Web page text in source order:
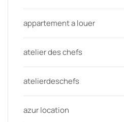
appartement a louer
atelier des chefs
atelierdeschefs
azur location